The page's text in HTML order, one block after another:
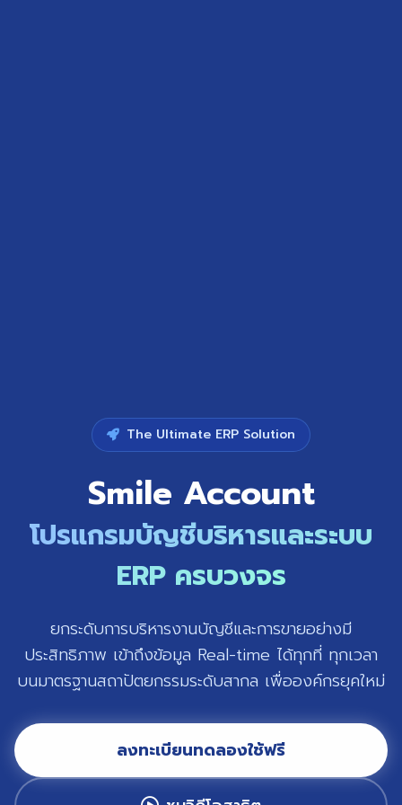
The Ultimate ERP Solution
Smile Account
โปรแกรมบัญชีบริหารและระบบ
ERP ครบวงจร
ยกระดับการบริหารงานบัญชีและการขายอย่างมี
ประสิทธิภาพ เข้าถึงข้อมูล Real-time ได้ทุกที่ ทุกเวลา
บนมาตรฐานสถาปัตยกรรมระดับสากล เพื่อองค์กรยุคใหม่
ลงทะเบียนทดลองใช้ฟรี